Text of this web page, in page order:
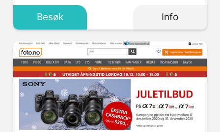
Besøk Info